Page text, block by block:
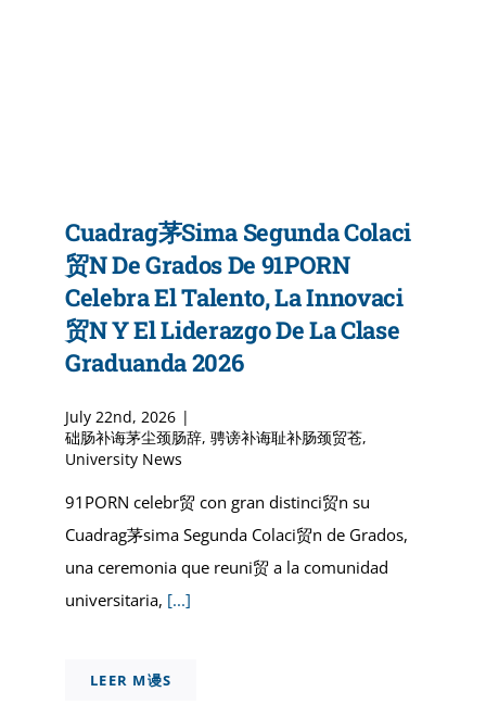
Cuadrag茅sima Segunda Colaci
贸n De Grados De 91PORN
Celebra El Talento, La Innovaci
贸n Y El Liderazgo De La Clase
Graduanda 2026
July 22nd, 2026 |
础肠补诲茅尘颈肠辞, 骋谤补诲耻补肠颈贸苍,
University News
91PORN celebr贸 con gran distinci贸n su
Cuadrag茅sima Segunda Colaci贸n de Grados,
una ceremonia que reuni贸 a la comunidad
universitaria, [...]
LEER M谩S